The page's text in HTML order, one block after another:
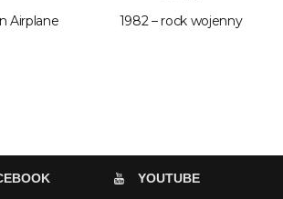
Airplane 1982 – rock wojenny
YOUTUBE